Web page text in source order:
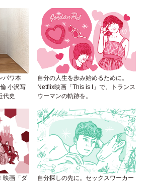
パワ本
小沢写
代史
自分の人生を歩み始めるために。
Netflix映画「This is I」で、トランス
ウーマンの軌跡を。
映画「ダ
自分探しの先に。セックスワーカー